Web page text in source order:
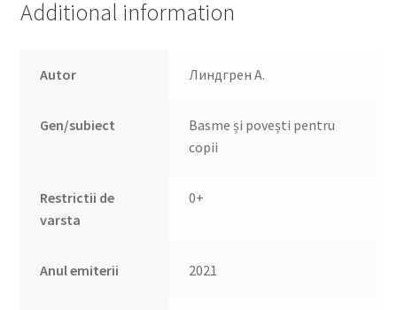
Additional information
Autor Линдгрен А.
Gen/subiect
Basme și povești pentru
copii
Restrictii de
varsta
0+
Anul emiterii 2021